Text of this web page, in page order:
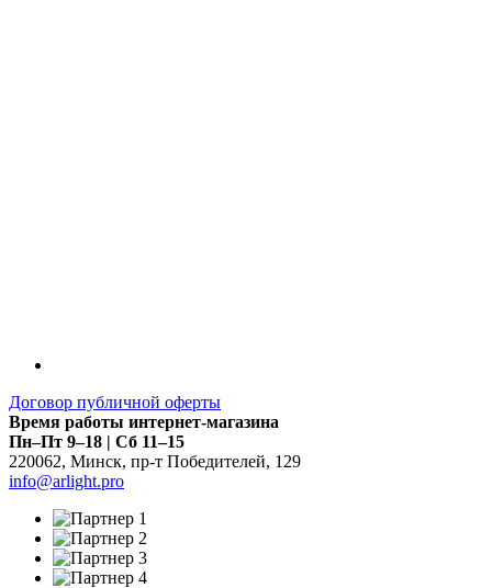
Договор публичной оферты
Время работы интернет-магазина
Пн–Пт 9–18 | Сб 11–15
220062, Минск, пр-т Победителей, 129
info@arlight.pro